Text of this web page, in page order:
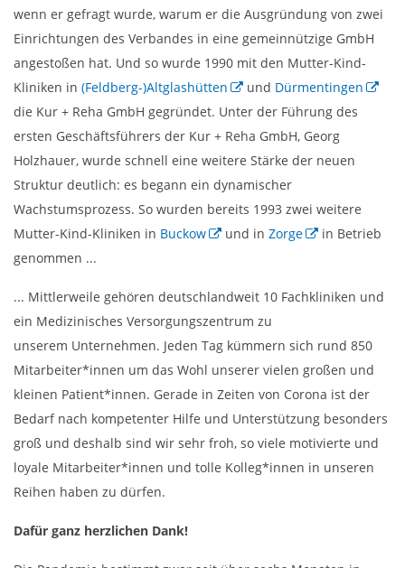
wenn er gefragt wurde, warum er die Ausgründung von zwei
Einrichtungen des Verbandes in eine gemeinnützige GmbH
angestoßen hat. Und so wurde 1990 mit den Mutter-Kind-
Kliniken in (Feldberg-)Altglashütten und Dürmentingen
die Kur + Reha GmbH gegründet. Unter der Führung des
ersten Geschäftsführers der Kur + Reha GmbH, Georg
Holzhauer, wurde schnell eine weitere Stärke der neuen
Struktur deutlich: es begann ein dynamischer
Wachstumsprozess. So wurden bereits 1993 zwei weitere
Mutter-Kind-Kliniken in Buckow und in Zorge
in Betrieb
genommen ...
... Mittlerweile gehören deutschlandweit 10 Fachkliniken und
ein Medizinisches Versorgungszentrum zu
unserem Unternehmen. Jeden Tag kümmern sich rund 850
Mitarbeiter*innen um das Wohl unserer vielen großen und
kleinen Patient*innen. Gerade in Zeiten von Corona ist der
Bedarf nach kompetenter Hilfe und Unterstützung besonders
groß und deshalb sind wir sehr froh, so viele motivierte und
loyale Mitarbeiter*innen und tolle Kolleg*innen in unseren
Reihen haben zu dürfen.
Dafür ganz herzlichen Dank!